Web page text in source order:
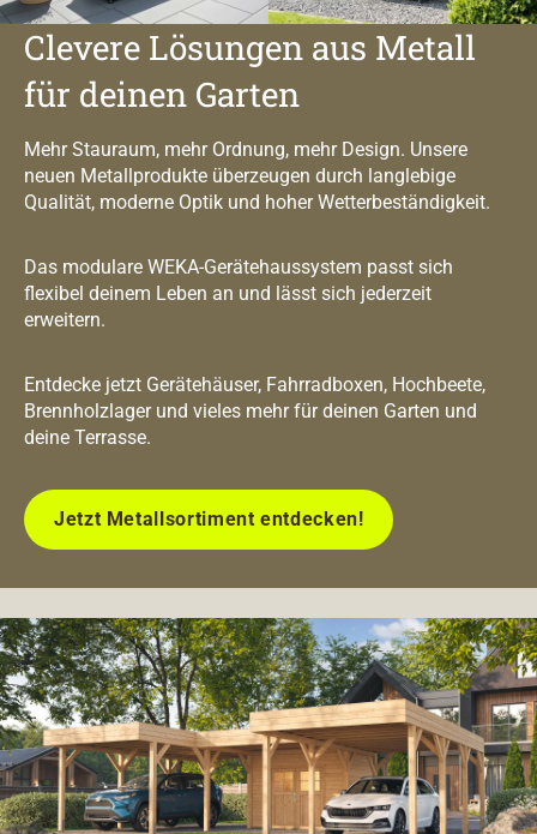
Clevere Lösungen aus Metall
für deinen Garten
Mehr Stauraum, mehr Ordnung, mehr Design. Unsere
neuen Metallprodukte überzeugen durch langlebige
Qualität, moderne Optik und hoher Wetterbeständigkeit.
Das modulare WEKA-Gerätehaussystem passt sich
flexibel deinem Leben an und lässt sich jederzeit
erweitern.
Entdecke jetzt Gerätehäuser, Fahrradboxen, Hochbeete,
Brennholzlager und vieles mehr für deinen Garten und
deine Terrasse.
Jetzt Metallsortiment entdecken!